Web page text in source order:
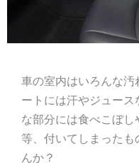
車の室内はいろんな
ートには汗やジュー
な部分には食べこぼ
等、付いてしまった
んか？